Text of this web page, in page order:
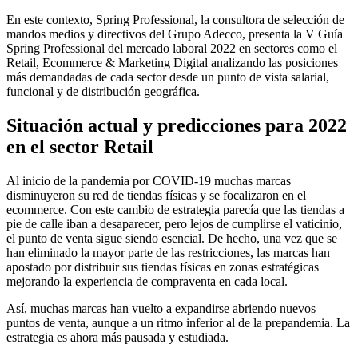
En este contexto, Spring Professional, la consultora de selección de
mandos medios y directivos del Grupo Adecco, presenta la V Guía
Spring Professional del mercado laboral 2022 en sectores como el
Retail, Ecommerce & Marketing Digital analizando las posiciones
más demandadas de cada sector desde un punto de vista salarial,
funcional y de distribución geográfica.
Situación actual y predicciones para 2022
en el sector Retail
Al inicio de la pandemia por COVID-19 muchas marcas
disminuyeron su red de tiendas físicas y se focalizaron en el
ecommerce. Con este cambio de estrategia parecía que las tiendas a
pie de calle iban a desaparecer, pero lejos de cumplirse el vaticinio,
el punto de venta sigue siendo esencial. De hecho, una vez que se
han eliminado la mayor parte de las restricciones, las marcas han
apostado por distribuir sus tiendas físicas en zonas estratégicas
mejorando la experiencia de compraventa en cada local.
Así, muchas marcas han vuelto a expandirse abriendo nuevos
puntos de venta, aunque a un ritmo inferior al de la prepandemia. La
estrategia es ahora más pausada y estudiada.